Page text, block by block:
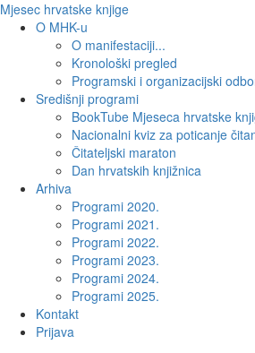
Mjesec hrvatske knjige
O MHK-u
O manifestaciji...
Kronološki pregled
Programski i organizacijski
Središnji programi
BookTube Mjeseca hrvatske
Nacionalni kviz za poticanje
Čitateljski maraton
Dan hrvatskih knjižnica
Arhiva
Programi 2020.
Programi 2021.
Programi 2022.
Programi 2023.
Programi 2024.
Programi 2025.
Kontakt
Prijava